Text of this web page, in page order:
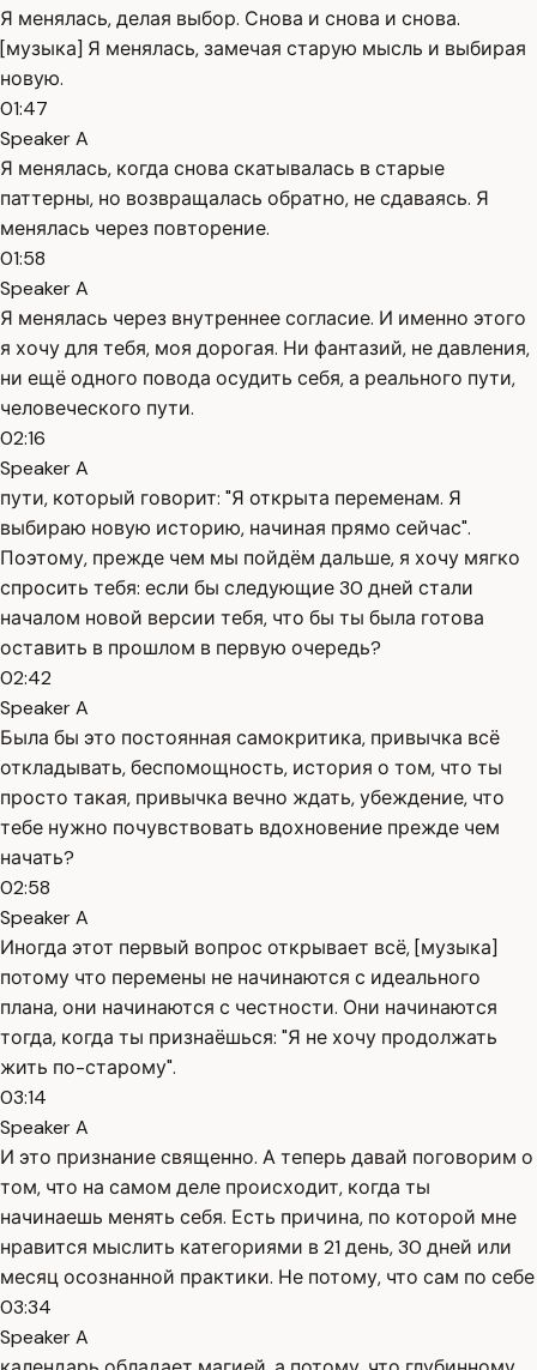
Я менялась, делая выбор. Снова и снова и снова.
[музыка] Я менялась, замечая старую мысль и выбирая
новую.
01:47
Speaker A
Я менялась, когда снова скатывалась в старые
паттерны, но возвращалась обратно, не сдаваясь. Я
менялась через повторение.
01:58
Speaker A
Я менялась через внутреннее согласие. И именно этого
я хочу для тебя, моя дорогая. Ни фантазий, не давления,
ни ещё одного повода осудить себя, а реального пути,
человеческого пути.
02:16
Speaker A
пути, который говорит: "Я открыта переменам. Я
выбираю новую историю, начиная прямо сейчас".
Поэтому, прежде чем мы пойдём дальше, я хочу мягко
спросить тебя: если бы следующие 30 дней стали
началом новой версии тебя, что бы ты была готова
оставить в прошлом в первую очередь?
02:42
Speaker A
Была бы это постоянная самокритика, привычка всё
откладывать, беспомощность, история о том, что ты
просто такая, привычка вечно ждать, убеждение, что
тебе нужно почувствовать вдохновение прежде чем
начать?
02:58
Speaker A
Иногда этот первый вопрос открывает всё, [музыка]
потому что перемены не начинаются с идеального
плана, они начинаются с честности. Они начинаются
тогда, когда ты признаёшься: "Я не хочу продолжать
жить по-старому".
03:14
Speaker A
И это признание священно. А теперь давай поговорим о
том, что на самом деле происходит, когда ты
начинаешь менять себя. Есть причина, по которой мне
нравится мыслить категориями в 21 день, 30 дней или
месяц осознанной практики. Не потому, что сам по себе
03:34
Speaker A